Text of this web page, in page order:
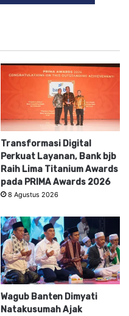
Transformasi Digital
Perkuat Layanan, Bank bjb
Raih Lima Titanium Awards
pada PRIMA Awards 2026
8 Agustus 2026
Wagub Banten Dimyati
Natakusumah Ajak